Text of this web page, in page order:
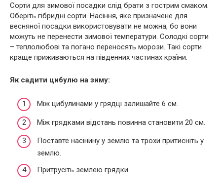
Сорти для зимової посадки слід брати з гострим смаком.
Оберіть гібридні сорти. Насіння, яке призначене для
весняної посадки використовувати не можна, бо вони
можуть не перенести зимової температури. Солодкі сорти
– теплолюбові та погано переносять морози. Такі сорти
краще приживаються на південних частинах країни.
Як садити цибулю на зиму:
Між цибулинами у грядці залишайте 6 см.
Між грядками відстань повинна становити 20 см.
Поставте насінину у землю та трохи притисніть у
землю.
Притрусіть землею грядки.